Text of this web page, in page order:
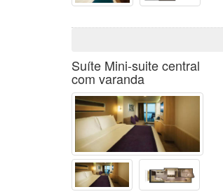
Suíte Mini-suite central
com varanda